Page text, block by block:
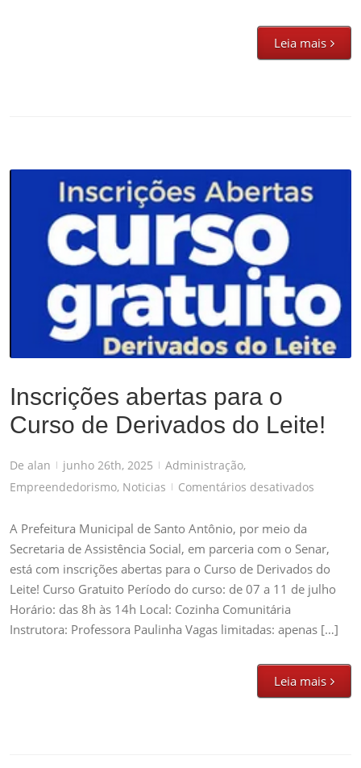
Leia mais
Inscrições abertas para o Curso de Derivados do Leite!
Administração Empreendedorismo
Inscrições abertas para o
Curso de Derivados do Leite!
De alan | junho 26th, 2025 | Administração,
Empreendedorismo, Noticias | Comentários desativados
para
o
Curso
Leite!
A Prefeitura Municipal de Santo Antônio, por meio da
Secretaria de Assistência Social, em parceria com o Senar,
está com inscrições abertas para o Curso de Derivados do
Leite! Curso Gratuito Período do curso: de 07 a 11 de julho
Horário: das 8h às 14h Local: Cozinha Comunitária
Instrutora: Professora Paulinha Vagas limitadas: apenas […]
Leia mais